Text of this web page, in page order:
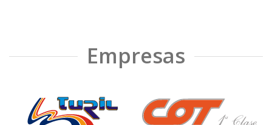
Empresas
❮ ❯